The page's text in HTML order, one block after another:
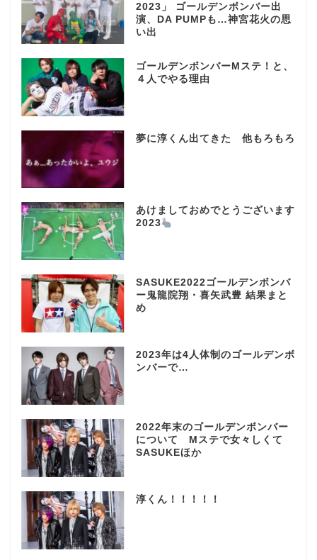
2023」 ゴールデンボンバー出
演、DA PUMPも…神宮花火の思
い出
ゴールデンボンバーMステ！と、
４人でやる理由
夢に淳くん出てきた 他もろもろ
あけましておめでとうございます
2023
SASUKE2022ゴールデンボンバ
ー鬼龍院翔・喜矢武豊 結果まと
め
2023年は4人体制のゴールデンボ
ンバーで…
2022年末のゴールデンボンバー
について Mステで女々しくて
SASUKEほか
淳くん！！！！！